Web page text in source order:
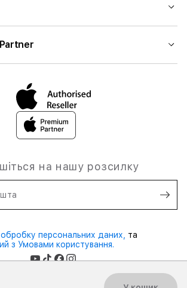
на нашу розсилку
обробку персональних даних, та
з Умовами користування.